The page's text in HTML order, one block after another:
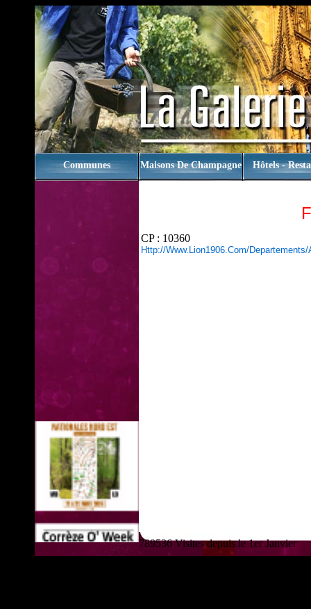
Communes Maisons De Champagne Hôtels -
CP : 10360
Http://www.lion1906.com/
789536 Visites depuis le 1er Janvier